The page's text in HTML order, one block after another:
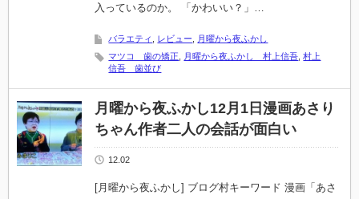
入っているのか。 「かわいい？」…
バラエティ レビュー
月曜から夜ふかし
マツコ 歯の矯正
月曜から夜ふかし 村上信吾 ,村上
信吾 歯並び
月曜から夜ふかし12月1日漫画あさり
ちゃん作者二人の会話が面白い
12.02
[月曜から夜ふかし] ブログ村キーワード 漫画「あさ